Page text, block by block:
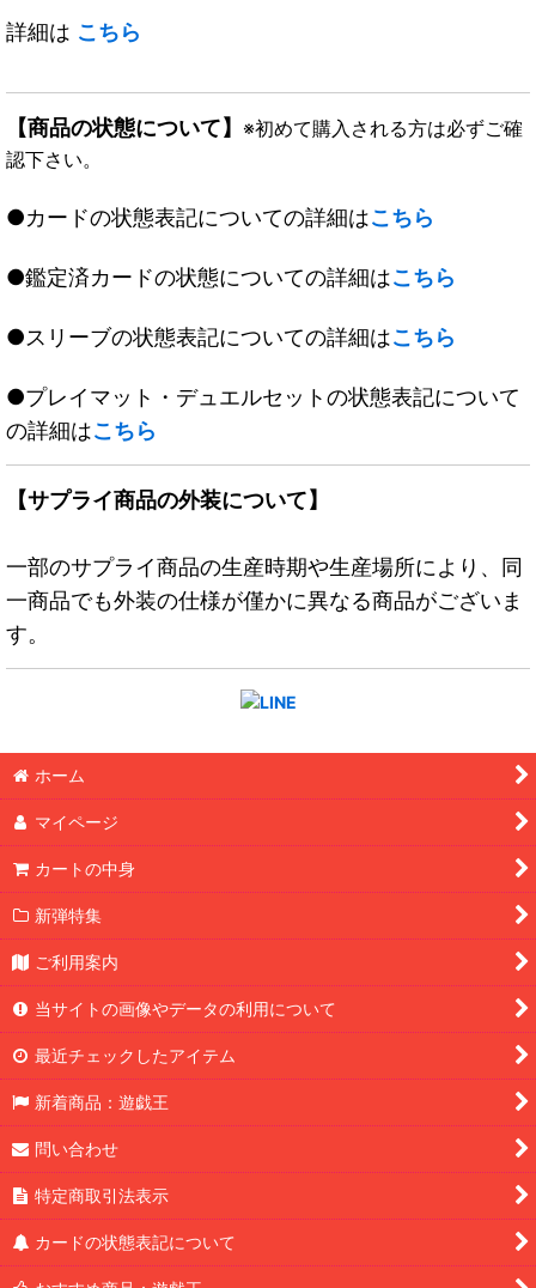
詳細は こちら
【商品の状態について】 ※初めて購入される方は必ずご確
認下さい。
●カードの状態表記についての詳細はこちら
●鑑定済カードの状態についての詳細はこちら
●スリーブの状態表記についての詳細はこちら
●プレイマット・デュエルセットの状態表記について
の詳細はこちら
【サプライ商品の外装について】
一部のサプライ商品の生産時期や生産場所により、同
一商品でも外装の仕様が僅かに異なる商品がございま
す。
ホーム
マイページ
カートの中身
新弾特集
ご利用案内
当サイトの画像やデータの利用について
最近チェックしたアイテム
新着商品：遊戯王
問い合わせ
特定商取引法表示
カードの状態表記について